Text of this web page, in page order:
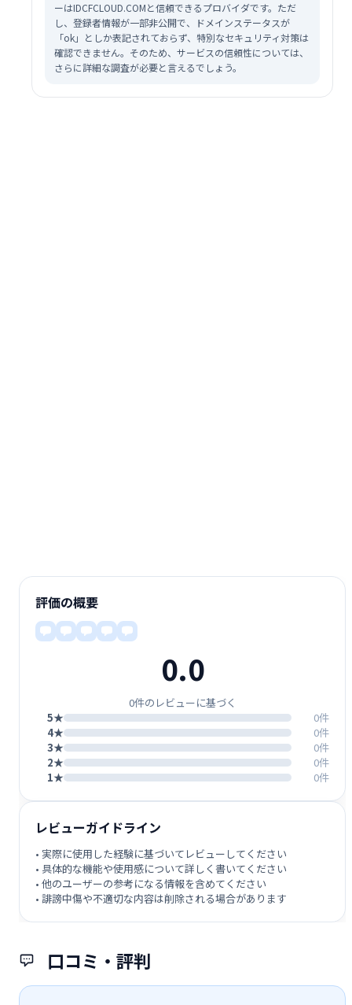
ーはIDCFCLOUD.COMと信頼できるプロバイダです。ただ
し、登録者情報が一部非公開で、ドメインステータスが
「ok」としか表記されておらず、特別なセキュリティ対策は
確認できません。そのため、サービスの信頼性については、
さらに詳細な調査が必要と言えるでしょう。
口コミ・評判
評価の概要
0.0
0件のレビューに基づく
5★
0件
4★
0件
3★
0件
2★
0件
1★
0件
レビューガイドライン
• 実際に使用した経験に基づいてレビューしてください
• 具体的な機能や使用感について詳しく書いてください
• 他のユーザーの参考になる情報を含めてください
• 誹謗中傷や不適切な内容は削除される場合があります